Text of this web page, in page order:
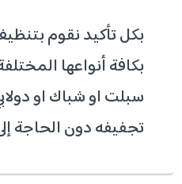
بكل تأكيد نقوم
بكافة أنواعها
سبلت او شباك او
تجفيفه دون الحاجة